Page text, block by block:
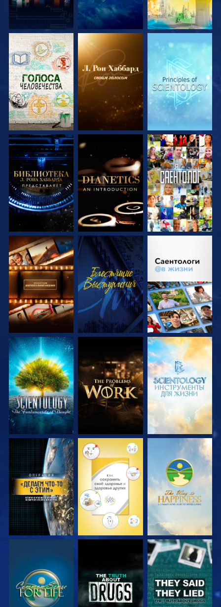
СМОТРЕТЬ
ПЕРЕДАЧИ
СМОТРЕТЬ
ПЕРЕДАЧИ
СМОТРЕТЬ
ПЕРЕДАЧИ
СМОТРЕТЬ
ПЕРЕДАЧИ
СМОТРЕТЬ
ПЕРЕДАЧИ
СМОТРЕТЬ
СМОТРЕТЬ
ПЕРЕДАЧИ
СМОТРЕТЬ
СМОТРЕТЬ
СМОТРЕТЬ
ПЕРЕДАЧИ
СМОТРЕТЬ
ПЕРЕДАЧИ
СМОТРЕТЬ
ПЕРЕДАЧИ
СМОТРЕТЬ СМОТРЕТЬ СМОТРЕТЬ
СМОТРЕТЬ СМОТРЕТЬ СМОТРЕТЬ